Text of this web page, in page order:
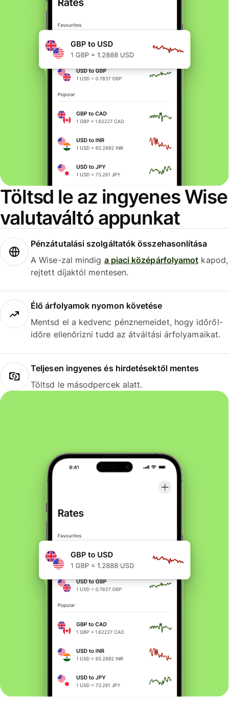
Töltsd le az ingyenes Wise
valutaváltó appunkat
Pénzátutalási szolgáltatók összehasonlítása
A Wise-zal mindig a piaci középárfolyamot kapod,
rejtett díjaktól mentesen.
Élő árfolyamok nyomon követése
Mentsd el a kedvenc pénznemeidet, hogy időről-
időre ellenőrizni tudd az átváltási árfolyamaikat.
Teljesen ingyenes és hirdetésektől mentes
Töltsd le másodpercek alatt.